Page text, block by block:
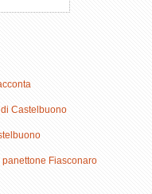
Castelbuono
Fiasconaro